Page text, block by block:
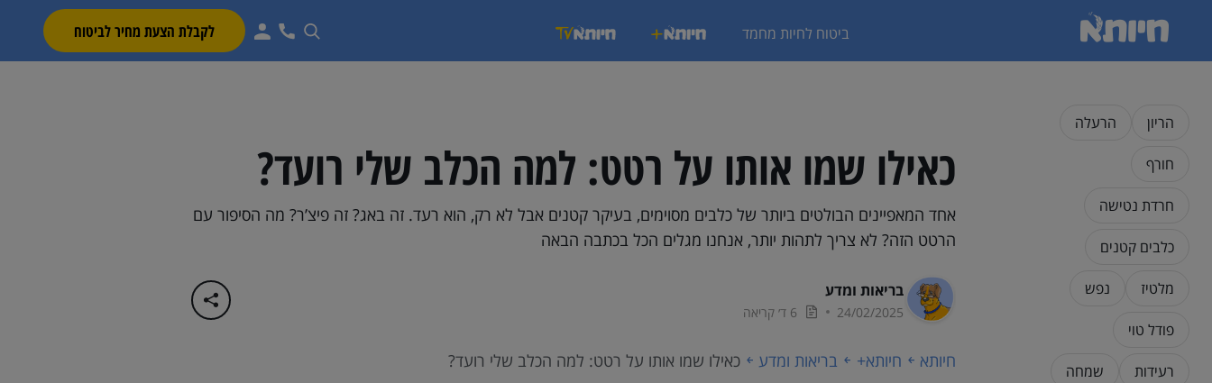
ביטוח לחיות מחמד לקבלת הצעת מחיר לביטוח
הריון הרעלה
חורף
חרדת נטישה
כלבים קטנים
מלטיז נפש
פודל טוי
רעידות שמחה
כאילו שמו אותו על רטט: למה הכלב שלי רועד?
אחד המאפיינים הבולטים ביותר של כלבים מסוימים, בעיקר קטנים אבל לא רק, הוא רעד. זה באג? זה פיצ’ר? מה הסיפור עם
הרטט הזה? לא צריך לתהות יותר, אנחנו מגלים הכל בכתבה הבאה
בריאות ומדע
24/02/2025 6 ד׳ קריאה
חיותא חיותא+ בריאות ומדע כאילו שמו אותו על רטט: למה הכלב שלי רועד?